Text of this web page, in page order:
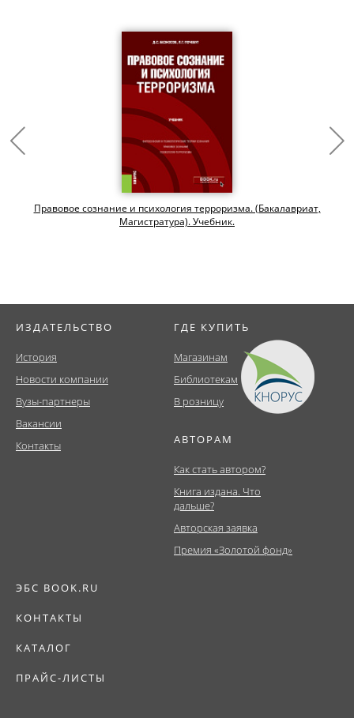
Правовое сознание и психология терроризма. (Бакалавриат,
Магистратура). Учебник.
ИЗДАТЕЛЬСТВО
История
Новости компании
Вузы-партнеры
Вакансии
Контакты
ГДЕ КУПИТЬ
Магазинам
Библиотекам
В розницу
АВТОРАМ
Как стать автором?
Книга издана. Что
дальше?
Авторская заявка
Премия «Золотой фонд»
ЭБС BOOK.RU
КОНТАКТЫ
КАТАЛОГ
ПРАЙС-ЛИСТЫ